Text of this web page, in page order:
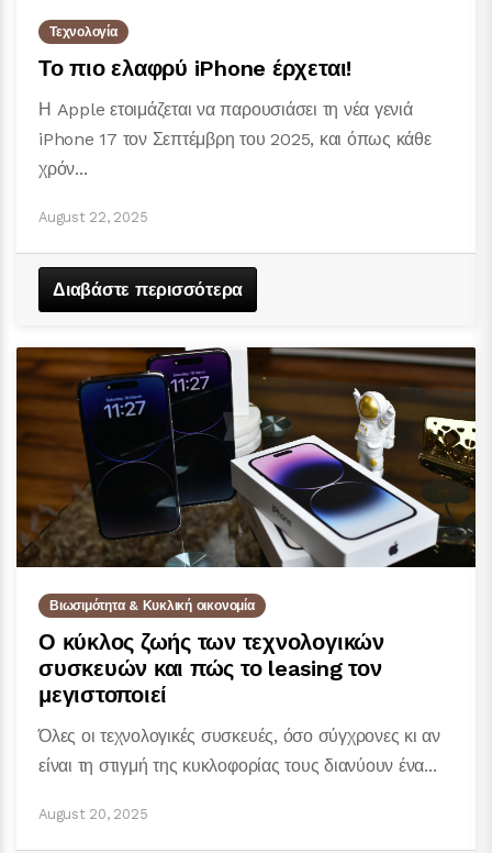
Τεχνολογία
Το πιο ελαφρύ iPhone έρχεται!
Η Apple ετοιμάζεται να παρουσιάσει τη νέα γενιά
iPhone 17 τον Σεπτέμβρη του 2025, και όπως κάθε
χρόν...
August 22, 2025
Διαβάστε περισσότερα
Βιωσιμότητα & Κυκλική οικονομία
Ο κύκλος ζωής των τεχνολογικών
συσκευών και πώς το leasing τον
μεγιστοποιεί
Όλες οι τεχνολογικές συσκευές, όσο σύγχρονες κι αν
είναι τη στιγμή της κυκλοφορίας τους διανύουν ένα...
August 20, 2025